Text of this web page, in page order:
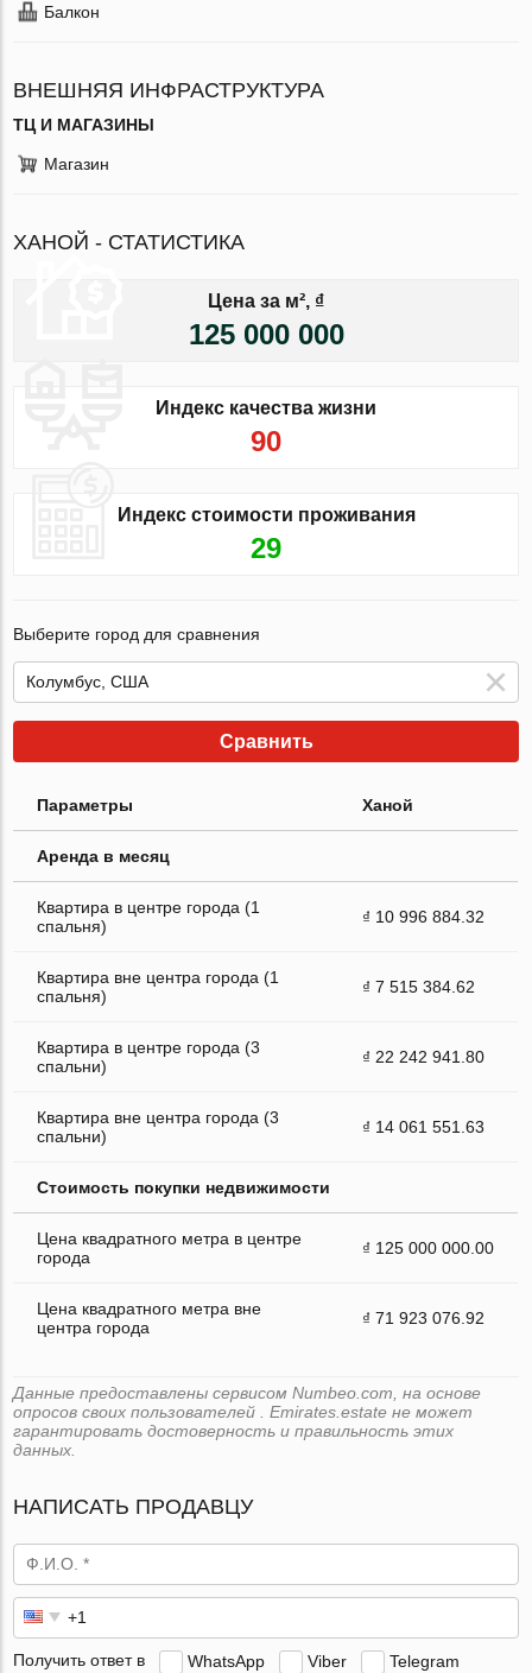
Балкон
ВНЕШНЯЯ ИНФРАСТРУКТУРА
ТЦ И МАГАЗИНЫ
Магазин
ХАНОЙ - СТАТИСТИКА
Цена за м², ₫
125 000 000
Индекс качества жизни
90
Индекс стоимости проживания
29
Выберите город для сравнения
Сравнить
Параметры Ханой
Аренда в месяц
Квартира в центре города (1
спальня)
₫ 10 996 884.32
Квартира вне центра города (1
спальня)
₫ 7 515 384.62
Квартира в центре города (3
спальни)
₫ 22 242 941.80
Квартира вне центра города (3
спальни)
₫ 14 061 551.63
Стоимость покупки недвижимости
Цена квадратного метра в центре
города
₫ 125 000 000.00
Цена квадратного метра вне
центра города
₫ 71 923 076.92
Данные предоставлены сервисом Numbeo.com, на основе
опросов своих пользователей . Emirates.estate не может
гарантировать достоверность и правильность этих
данных.
НАПИСАТЬ ПРОДАВЦУ
Получить ответ в WhatsApp Viber Telegram